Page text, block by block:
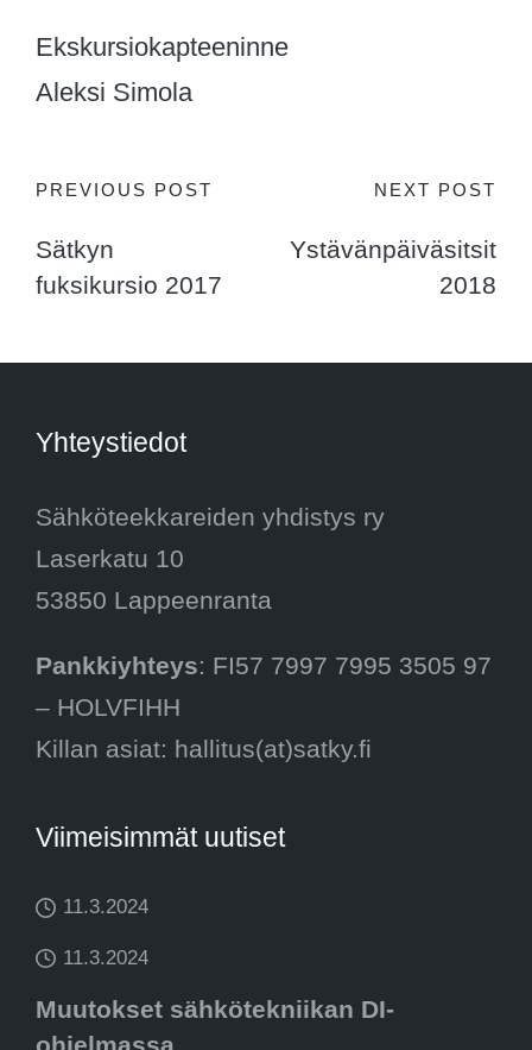
Ekskursiokapteeninne
Aleksi Simola
Post
navigation
PREVIOUS POST
Sätkyn
fuksikursio 2017
NEXT POST
Ystävänpäiväsitsit
2018
Yhteystiedot
Sähköteekkareiden yhdistys ry
Laserkatu 10
53850 Lappeenranta
Pankkiyhteys: FI57 7997 7995 3505 97
– HOLVFIHH
Killan asiat: hallitus(at)satky.fi
Viimeisimmät uutiset
11.3.2024
11.3.2024
Muutokset sähkötekniikan DI-